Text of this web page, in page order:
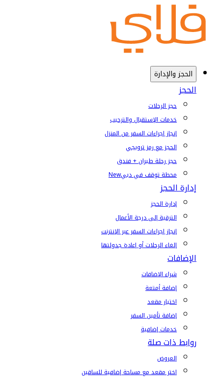
الحجز والإدارة
الحجز
حجز الرحلات
خدمات الإستقبال والترحيب
إنجاز إجراءات السفر من المنزل
الحجز مع رمز ترويجي
حجز رحلة طيران + فندق
محطة توقف في دبيNew
إدارة الحجز
إدارة الحجز
الترقية إلى درجة الأعمال
إنجاز إجراءات السفر عبر الإنترنت
إلغاء الرحلات أو إعادة جدولتها
الإضافات
شراء الإضافات
إضافة أمتعة
اختيار مقعد
إضافة تأمين السفر
خدمات إضافية
روابط ذات صلة
العروض
اختر مقعد مع مساحة إضافية للساقين